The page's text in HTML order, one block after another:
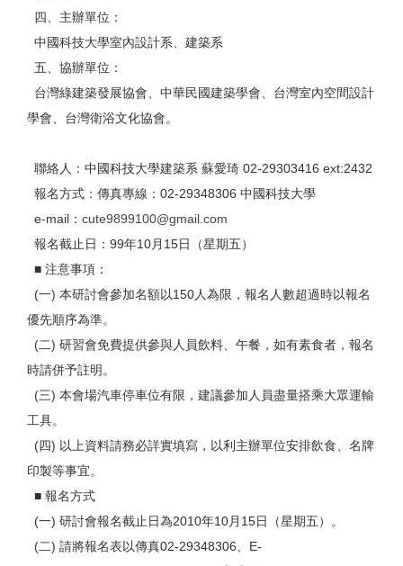
四、主辦單位：
中國科技大學室內設計系、建築系
五、協辦單位：
台灣綠建築發展協會、中華民國建築學會、台灣室內空間設計
學會、台灣衛浴文化協會。
聯絡人：中國科技大學建築系 蘇愛琦 02-29303416 ext:2432
報名方式：傳真專線：02-29348306 中國科技大學
e-mail： cute9899100@gmail.com
報名截止日：99年10月15日（星期五）
■ 注意事項：
(一) 本研討會參加名額以150人為限，報名人數超過時以報名
優先順序為準。
(二) 研習會免費提供參與人員飲料、午餐，如有素食者，報名
時請併予註明。
(三) 本會場汽車停車位有限，建議參加人員盡量搭乘大眾運輸
工具。
(四) 以上資料請務必詳實填寫，以利主辦單位安排飲食、名牌
印製等事宜。
■ 報名方式
(一) 研討會報名截止日為2010年10月15日（星期五）。
(二) 請將報名表以傳真02-29348306、E-